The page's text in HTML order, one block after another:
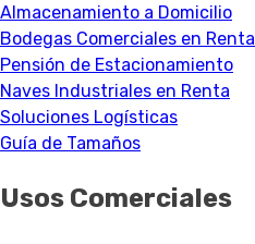
Almacenamiento a Domicilio
Bodegas Comerciales en Renta
Pensión de Estacionamiento
Naves Industriales en Renta
Soluciones Logísticas
Guía de Tamaños
Usos Comerciales